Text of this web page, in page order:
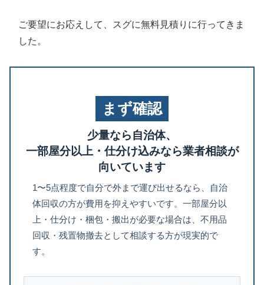
ご要望にお応えして、スグに無料見積りに行ってきま
した。
まず確認
少量なら自治体、
一部屋分以上・仕分け込みなら業者相談が
向いています
1〜5点程度で自分で外まで運び出せるなら、自治
体回収の方が費用を抑えやすいです。一部屋分以
上・仕分け・梱包・搬出が必要な場合は、不用品
回収・残置物撤去として相談する方が現実的で
す。